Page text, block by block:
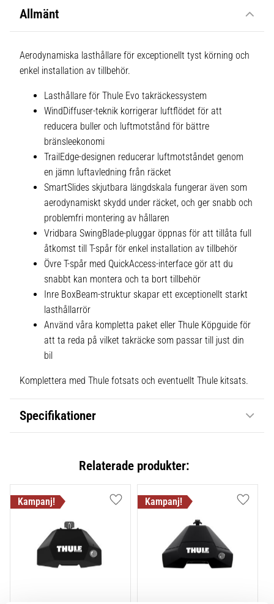
Allmänt
Aerodynamiska lasthållare för exceptionellt tyst körning och
enkel installation av tillbehör.
Lasthållare för Thule Evo takräckessystem
WindDiffuser-teknik korrigerar luftflödet för att
reducera buller och luftmotstånd för bättre
bränsleekonomi
TrailEdge-designen reducerar luftmotståndet genom
en jämn luftavledning från räcket
SmartSlides skjutbara längdskala fungerar även som
aerodynamiskt skydd under räcket, och ger snabb och
problemfri montering av hållaren
Vridbara SwingBlade-pluggar öppnas för att tillåta full
åtkomst till T-spår för enkel installation av tillbehör
Övre T-spår med QuickAccess-interface gör att du
snabbt kan montera och ta bort tillbehör
Inre BoxBeam-struktur skapar ett exceptionellt starkt
lasthållarrör
Använd våra kompletta paket eller Thule Köpguide för
att ta reda på vilket takräcke som passar till just din
bil
Komplettera med Thule fotsats och eventuellt Thule kitsats.
Specifikationer
Relaterade produkter:
Lägg till i favoriter Lägg